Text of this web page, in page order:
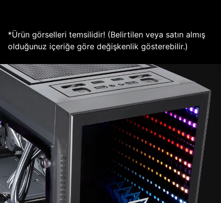
*Ürün görselleri temsilidir! (Belirtilen veya satın almış
olduğunuz içeriğe göre değişkenlik gösterebilir.)